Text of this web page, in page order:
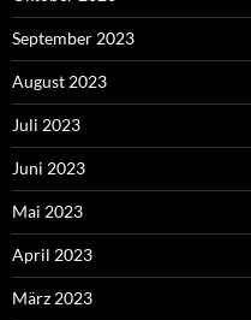
September 2023
August 2023
Juli 2023
Juni 2023
Mai 2023
April 2023
März 2023